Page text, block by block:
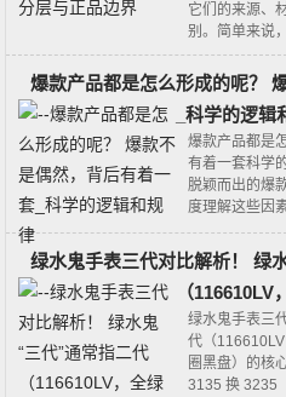
它们的来源、
别。简单来说
爆款产品都是怎么形成的呢？
_科学的逻辑
爆款产品都是
有着一套科学
脱颖而出的爆
度理解这些因
绿水鬼手表三代对比解析！ 绿
（116610LV
绿水鬼手表三
代（
圈黑盘）‌的核
3135 换 3235